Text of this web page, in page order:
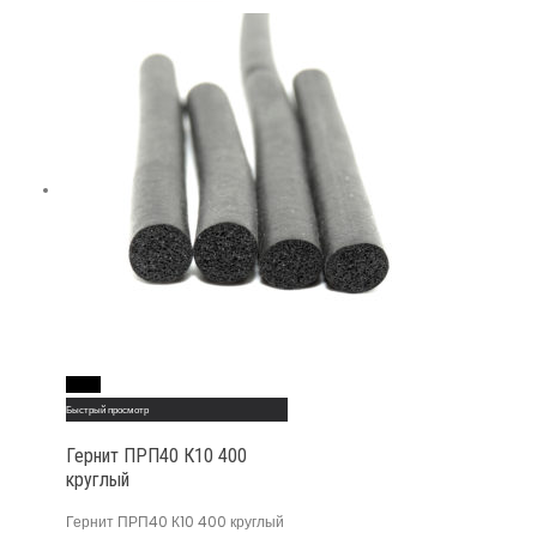
Быстрый просмотр
Гернит ПРП40 К10 400
круглый
Гернит ПРП40 К10 400 круглый